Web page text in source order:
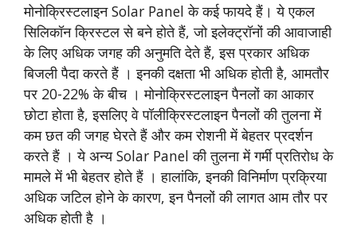
मोनोक्रिस्टलाइन Solar Panel के कई फायदे हैं। ये एकल
सिलिकॉन क्रिस्टल से बने होते हैं, जो इलेक्ट्रॉनों की आवाजाही
के लिए अधिक जगह की अनुमति देते हैं, इस प्रकार अधिक
बिजली पैदा करते हैं । इनकी दक्षता भी अधिक होती है, आमतौर
पर 20-22% के बीच । मोनोक्रिस्टलाइन पैनलों का आकार
छोटा होता है, इसलिए वे पॉलीक्रिस्टलाइन पैनलों की तुलना में
कम छत की जगह घेरते हैं और कम रोशनी में बेहतर प्रदर्शन
करते हैं । ये अन्य Solar Panel की तुलना में गर्मी प्रतिरोध के
मामले में भी बेहतर होते हैं । हालांकि, इनकी विनिर्माण प्रक्रिया
अधिक जटिल होने के कारण, इन पैनलों की लागत आम तौर पर
अधिक होती है ।